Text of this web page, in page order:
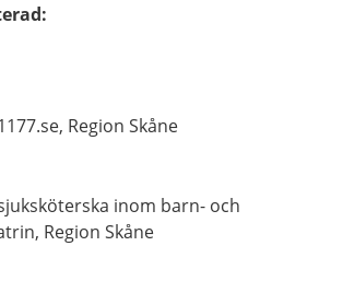
:
Region Skåne
inom barn- och
Region Skåne